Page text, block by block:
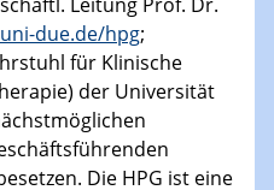
due.de/hpg;
für Klinische
der Universität
Die HPG ist eine